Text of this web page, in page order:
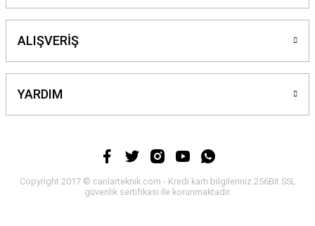
ALIŞVERİŞ
YARDIM
Copyright 2017 © canlarteknik.com - Kredi kartı bilgileriniz 256Bit SSL
güvenlik sertifikası ile korunmaktadır.